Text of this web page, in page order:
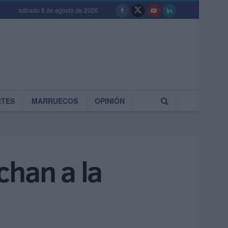
sábado 8 de agosto de 2026
MARRUECOS OPINIÓN
a la